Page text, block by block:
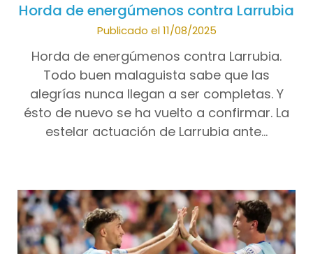
Horda de energúmenos contra Larrubia
Publicado el 11/08/2025
Horda de energúmenos contra Larrubia.
Todo buen malaguista sabe que las
alegrías nunca llegan a ser completas. Y
ésto de nuevo se ha vuelto a confirmar. La
estelar actuación de Larrubia ante…